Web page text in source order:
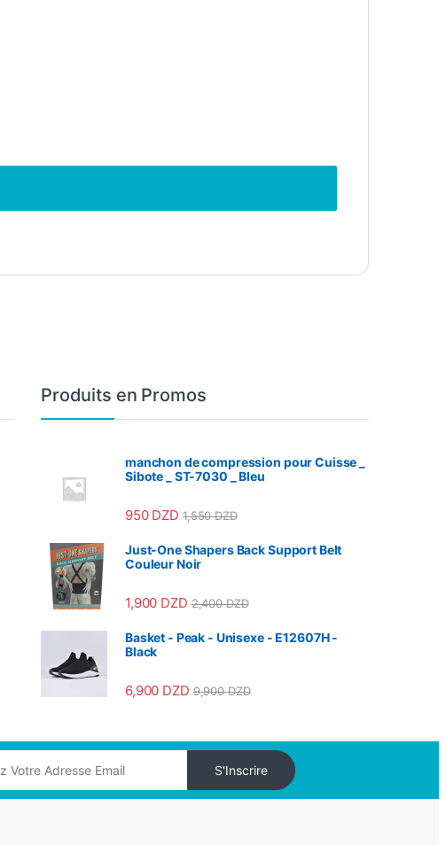
Produits en Promos
manchon de compression pour Cuisse _
Sibote _ ST-7030 _ Bleu
950 DZD 1,550DZD
Just-One Shapers Back Support Belt
Couleur Noir
1,900 DZD 2,400DZD
Basket - Peak - Unisexe - E12607H -
Black
6,900 DZD 9,900DZD
S'Inscrire